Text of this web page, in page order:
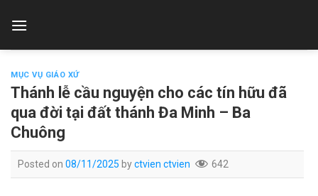
MỤC VỤ GIÁO XỨ
Thánh lễ cầu nguyện cho các tín hữu đã
qua đời tại đất thánh Đa Minh – Ba
Chuông
Posted on 08/11/2025 byctvien ctvien 642